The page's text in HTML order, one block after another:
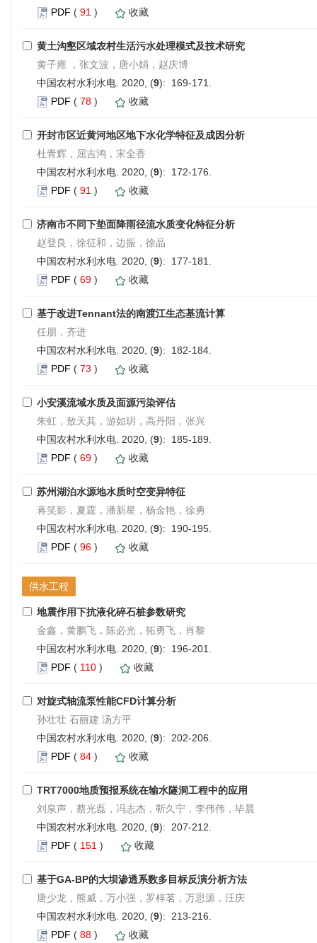
PDF ( 91 ) 收藏
黄土沟壑区域农村生活污水处理模式及技术研究
黄子雍 ，张文波，唐小娟，赵庆博
中国农村水利水电. 2020, (9): 169-171.
PDF ( 78 ) 收藏
开封市区近黄河地区地下水化学特征及成因分析
杜青辉，屈吉鸿，宋全香
中国农村水利水电. 2020, (9): 172-176.
PDF ( 91 ) 收藏
济南市不同下垫面降雨径流水质变化特征分析
赵登良，徐征和，边振，徐晶
中国农村水利水电. 2020, (9): 177-181.
PDF ( 69 ) 收藏
基于改进Tennant法的南渡江生态基流计算
任朋，齐进
中国农村水利水电. 2020, (9): 182-184.
PDF ( 73 ) 收藏
小安溪流域水质及面源污染评估
朱虹，敖天其，游如玥，高丹阳，张兴
中国农村水利水电. 2020, (9): 185-189.
PDF ( 69 ) 收藏
苏州湖泊水源地水质时空变异特征
蒋笑影，夏霆，潘新星，杨金艳，徐勇
中国农村水利水电. 2020, (9): 190-195.
PDF ( 96 ) 收藏
供水工程
地震作用下抗液化碎石桩参数研究
金鑫，黄鹏飞，陈必光，拓勇飞，肖黎
中国农村水利水电. 2020, (9): 196-201.
PDF ( 110 ) 收藏
对旋式轴流泵性能CFD计算分析
孙壮壮 石丽建 汤方平
中国农村水利水电. 2020, (9): 202-206.
PDF ( 84 ) 收藏
TRT7000地质预报系统在输水隧洞工程中的应用
刘泉声，蔡光磊，冯志杰，靳久宁，李伟伟，毕晨
中国农村水利水电. 2020, (9): 207-212.
PDF ( 151 ) 收藏
基于GA-BP的大坝渗透系数多目标反演分析方法
唐少龙，熊威，万小强，罗梓茗，万思源，汪庆
中国农村水利水电. 2020, (9): 213-216.
PDF ( 88 ) 收藏